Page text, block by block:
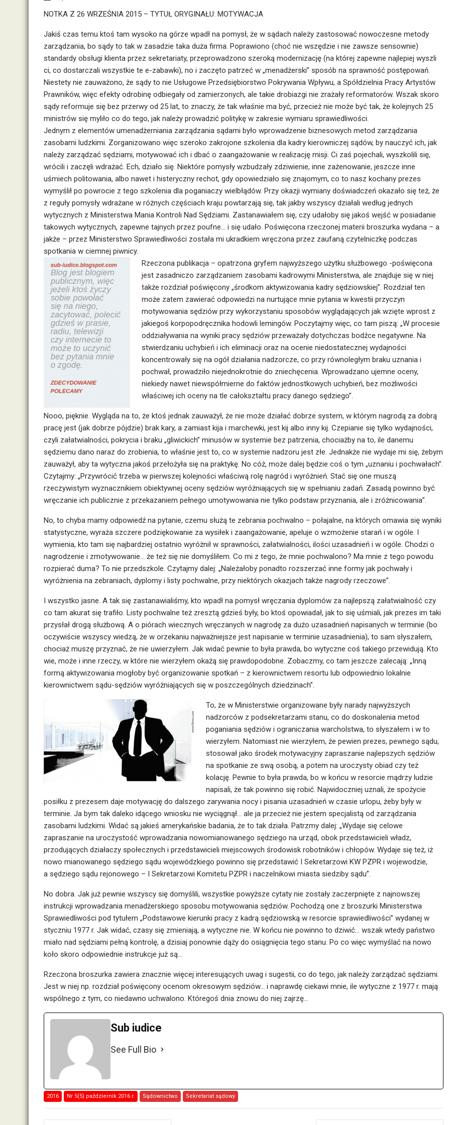
NOTKA Z 26 WRZEŚNIA 2015 – TYTUŁ ORYGINAŁU: MOTYWACJA
Jakiś czas temu ktoś tam wysoko na górze wpadł na pomysł, że w sądach należy zastosować nowoczesne metody
zarządzania, bo sądy to tak w zasadzie taka duża firma. Poprawiono (choć nie wszędzie i nie zawsze sensownie)
standardy obsługi klienta przez sekretariaty, przeprowadzono szeroką modernizację (na której zapewne najlepiej wyszli
ci, co dostarczali wszystkie te e-zabawki), no i zaczęto patrzeć w „menadżerski” sposób na sprawność postępowań.
Niestety nie zauważono, że sądy to nie Usługowe Przedsiębiorstwo Pokrywania Wpływu, a Spółdzielnia Pracy Artystów
Prawników, więc efekty odrobinę odbiegały od zamierzonych, ale takie drobiazgi nie zrażały reformatorów. Wszak skoro
sądy reformuje się bez przerwy od 25 lat, to znaczy, że tak właśnie ma być, przecież nie może być tak, że kolejnych 25
ministrów się myliło co do tego, jak należy prowadzić politykę w zakresie wymiaru sprawiedliwości.
Jednym z elementów umenadżerniania zarządzania sądami było wprowadzenie biznesowych metod zarządzania
zasobami ludzkimi. Zorganizowano więc szeroko zakrojone szkolenia dla kadry kierowniczej sądów, by nauczyć ich, jak
należy zarządzać sędziami, motywować ich i dbać o zaangażowanie w realizację misji. Ci zaś pojechali, wyszkolili się,
wrócili i zaczęli wdrażać. Ech, działo się. Niektóre pomysły wzbudzały zdziwienie, inne zażenowanie, jeszcze inne
uśmiech politowania, albo nawet i histeryczny rechot, gdy opowiedziało się znajomym, co to nasz kochany prezes
wymyślił po powrocie z tego szkolenia dla poganiaczy wielbłądów. Przy okazji wymiany doświadczeń okazało się też, że
z reguły pomysły wdrażane w różnych częściach kraju powtarzają się, tak jakby wszyscy działali według jednych
wytycznych z Ministerstwa Mania Kontroli Nad Sędziami. Zastanawiałem się, czy udałoby się jakoś wejść w posiadanie
takowych wytycznych, zapewne tajnych przez poufne… i się udało. Poświęcona rzeczonej materii broszurka wydana – a
jakże – przez Ministerstwo Sprawiedliwości została mi ukradkiem wręczona przez zaufaną czytelniczkę podczas
spotkania w ciemnej piwnicy.
Rzeczona publikacja – opatrzona gryfem najwyższego użytku służbowego -poświęcona
jest zasadniczo zarządzaniem zasobami kadrowymi Ministerstwa, ale znajduje się w niej
także rozdział poświęcony „środkom aktywizowania kadry sędziowskiej”. Rozdział ten
może zatem zawierać odpowiedzi na nurtujące mnie pytania w kwestii przyczyn
motywowania sędziów przy wykorzystaniu sposobów wyglądających jak wzięte wprost z
jakiegoś korpopodręcznika hodowli lemingów. Poczytajmy więc, co tam piszą: „W procesie
oddziaływania na wyniki pracy sędziów przeważały dotychczas bodźce negatywne. Na
stwierdzaniu uchybień i ich eliminacji oraz na ocenie niedostatecznej wydajności
koncentrowały się na ogół działania nadzorcze, co przy równoległym braku uznania i
pochwał, prowadziło niejednokrotnie do zniechęcenia. Wprowadzano ujemne oceny,
niekiedy nawet niewspółmierne do faktów jednostkowych uchybień, bez możliwości
właściwej ich oceny na tle całokształtu pracy danego sędziego”.
Nooo, pięknie. Wygląda na to, że ktoś jednak zauważył, że nie może działać dobrze system, w którym nagrodą za dobrą
pracę jest (jak dobrze pójdzie) brak kary, a zamiast kija i marchewki, jest kij albo inny kij. Czepianie się tylko wydajności,
czyli załatwialności, pokrycia i braku „gliwickich” minusów w systemie bez patrzenia, chociażby na to, ile danemu
sędziemu dano naraz do zrobienia, to właśnie jest to, co w systemie nadzoru jest złe. Jednakże nie wydaje mi się, żebym
zauważył, aby ta wytyczna jakoś przełożyła się na praktykę. No cóż, może dalej będzie coś o tym „uznaniu i pochwałach”.
Czytajmy: „Przywrócić trzeba w pierwszej kolejności właściwą rolę nagród i wyróżnień. Stać się one muszą
rzeczywistym wyznacznikiem obiektywnej oceny sędziów wyróżniających się w spełnianiu zadań. Zasadą powinno być
wręczanie ich publicznie z przekazaniem pełnego umotywowania nie tylko podstaw przyznania, ale i zróżnicowania”.
No, to chyba mamy odpowiedź na pytanie, czemu służą te zebrania pochwalno – połajalne, na których omawia się wyniki
statystyczne, wyraża szczere podziękowanie za wysiłek i zaangażowanie, apeluje o wzmożenie starań i w ogóle. I
wymienia, kto tam się najbardziej ostatnio wyróżnił w sprawności, załatwialności, ilości uzasadnień i w ogóle. Chodzi o
nagrodzenie i zmotywowanie… że też się nie domyśliłem. Co mi z tego, że mnie pochwalono? Ma mnie z tego powodu
rozpierać duma? To nie przedszkole. Czytajmy dalej: „Należałoby ponadto rozszerzać inne formy jak pochwały i
wyróżnienia na zebraniach, dyplomy i listy pochwalne, przy niektórych okazjach także nagrody rzeczowe”.
I wszystko jasne. A tak się zastanawialiśmy, kto wpadł na pomysł wręczania dyplomów za najlepszą załatwialność czy
co tam akurat się trafiło. Listy pochwalne też zresztą gdzieś były, bo ktoś opowiadał, jak to się uśmiali, jak prezes im taki
przysłał drogą służbową. A o piórach wiecznych wręczanych w nagrodę za dużo uzasadnień napisanych w terminie (bo
oczywiście wszyscy wiedzą, że w orzekaniu najważniejsze jest napisanie w terminie uzasadnienia), to sam słyszałem,
chociaż muszę przyznać, że nie uwierzyłem. Jak widać pewnie to była prawda, bo wytyczne coś takiego przewidują. Kto
wie, może i inne rzeczy, w które nie wierzyłem okażą się prawdopodobne. Zobaczmy, co tam jeszcze zalecają: „Inną
formą aktywizowania mogłoby być organizowanie spotkań – z kierownictwem resortu lub odpowiednio lokalnie
kierownictwem sądu-sędziów wyróżniających się w poszczególnych dziedzinach”.
To, że w Ministerstwie organizowane były narady najwyższych
nadzorców z podsekretarzami stanu, co do doskonalenia metod
poganiania sędziów i ograniczania warcholstwa, to słyszałem i w to
wierzyłem. Natomiast nie wierzyłem, że pewien prezes, pewnego sądu,
stosował jako środek motywacyjny zapraszanie najlepszych sędziów
na spotkanie ze swą osobą, a potem na uroczysty obiad czy też
kolację. Pewnie to była prawda, bo w końcu w resorcie mądrzy ludzie
napisali, że tak powinno się robić. Najwidoczniej uznali, że spożycie
posiłku z prezesem daje motywację do dalszego zarywania nocy i pisania uzasadnień w czasie urlopu, żeby były w
terminie. Ja bym tak daleko idącego wniosku nie wyciągnął… ale ja przecież nie jestem specjalistą od zarządzania
zasobami ludzkimi. Widać są jakieś amerykańskie badania, że to tak działa. Patrzmy dalej: „Wydaje się celowe
zapraszanie na uroczystość wprowadzania nowomianowanego sędziego na urząd, obok przedstawicieli władz,
przodujących działaczy społecznych i przedstawicieli miejscowych środowisk robotników i chłopów. Wydaje się też, iż
nowo mianowanego sędziego sądu wojewódzkiego powinno się przedstawić I Sekretarzowi KW PZPR i wojewodzie,
a sędziego sądu rejonowego – I Sekretarzowi Komitetu PZPR i naczelnikowi miasta siedziby sądu”.
No dobra. Jak już pewnie wszyscy się domyślili, wszystkie powyższe cytaty nie zostały zaczerpnięte z najnowszej
instrukcji wprowadzania menadżerskiego sposobu motywowania sędziów. Pochodzą one z broszurki Ministerstwa
Sprawiedliwości pod tytułem „Podstawowe kierunki pracy z kadrą sędziowską w resorcie sprawiedliwości” wydanej w
styczniu 1977 r. Jak widać, czasy się zmieniają, a wytyczne nie. W końcu nie powinno to dziwić… wszak wtedy państwo
miało nad sędziami pełną kontrolę, a dzisiaj ponownie dąży do osiągnięcia tego stanu. Po co więc wymyślać na nowo
koło skoro odpowiednie instrukcje już są…
Rzeczona broszurka zawiera znacznie więcej interesujących uwag i sugestii, co do tego, jak należy zarządzać sędziami.
Jest w niej np. rozdział poświęcony ocenom okresowym sędziów… i naprawdę ciekawi mnie, ile wytyczne z 1977 r. mają
wspólnego z tym, co niedawno uchwalono. Któregoś dnia znowu do niej zajrzę…
Sub iudice
See Full Bio
2016 Nr 5(5) październik 2016 r. Sądownictwo Sekretariat sądowy